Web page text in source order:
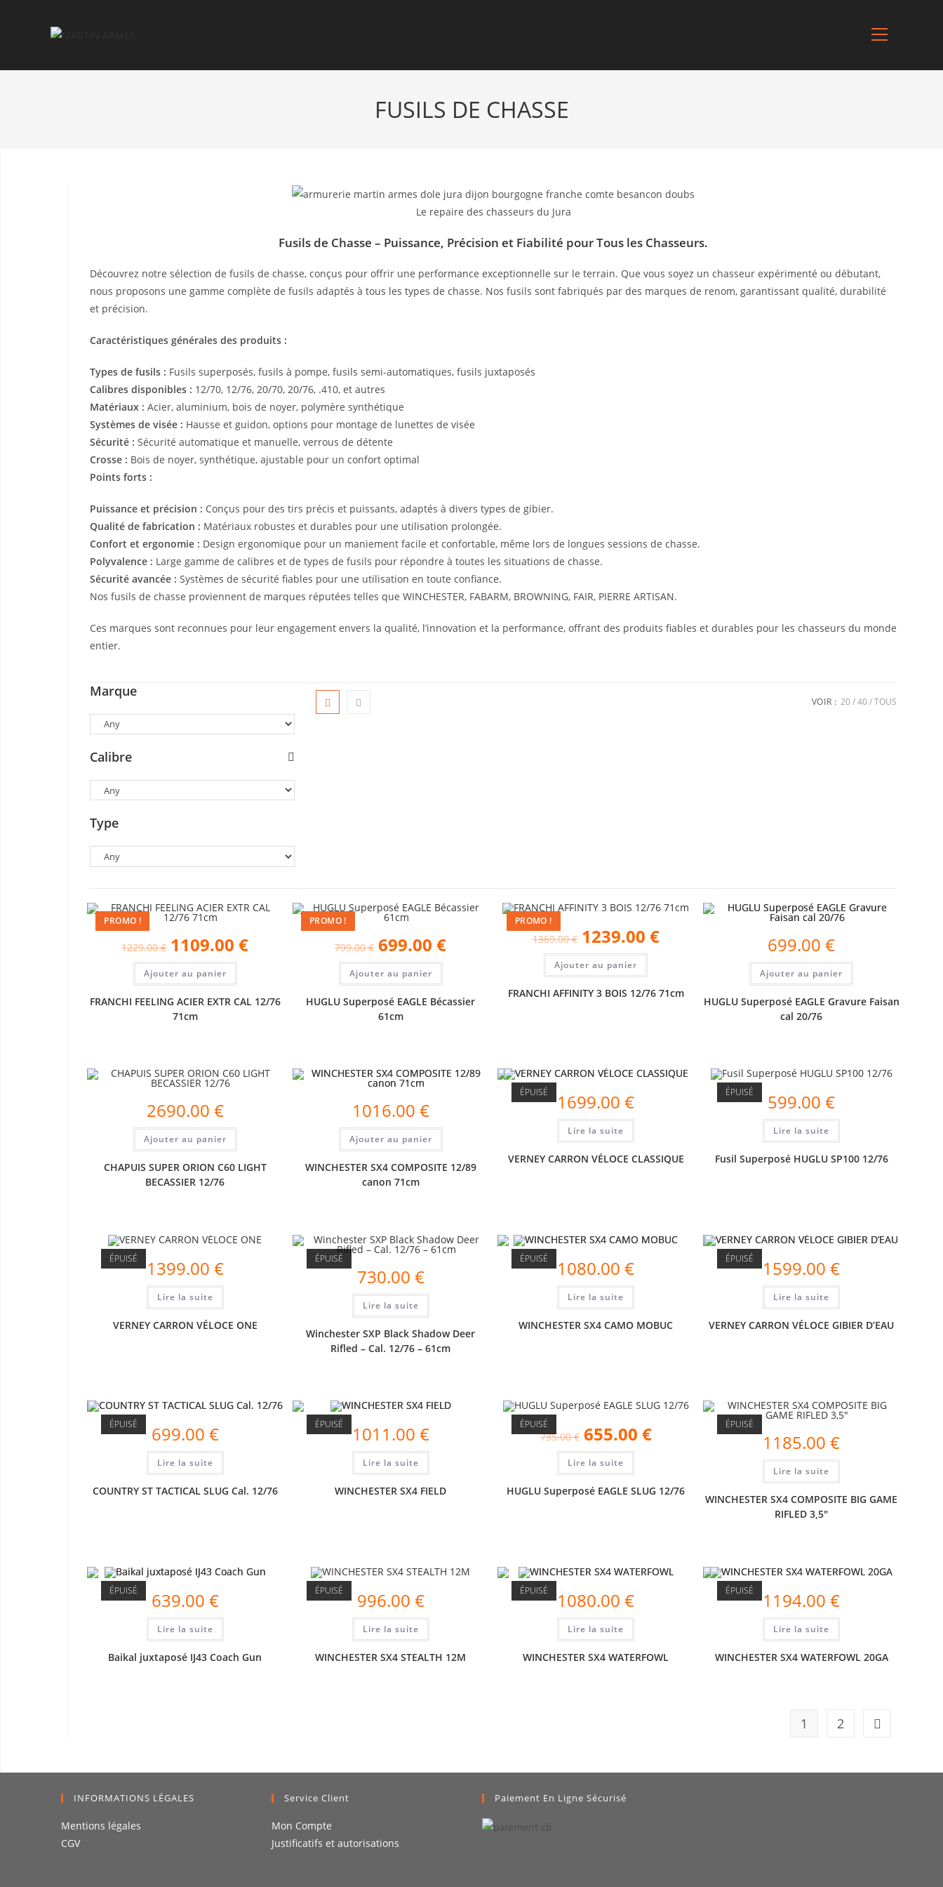
FUSILS DE CHASSE
Le repaire des chasseurs du Jura
Fusils de Chasse – Puissance, Précision et Fiabilité pour Tous les Chasseurs.
Découvrez notre sélection de fusils de chasse, conçus pour offrir une performance exceptionnelle sur le terrain. Que vous soyez un chasseur expérimenté ou débutant,
nous proposons une gamme complète de fusils adaptés à tous les types de chasse. Nos fusils sont fabriqués par des marques de renom, garantissant qualité, durabilité
et précision.
Caractéristiques générales des produits :
Types de fusils : Fusils superposés, fusils à pompe, fusils semi-automatiques, fusils juxtaposés
Calibres disponibles : 12/70, 12/76, 20/70, 20/76, .410, et autres
Matériaux : Acier, aluminium, bois de noyer, polymère synthétique
Systèmes de visée : Hausse et guidon, options pour montage de lunettes de visée
Sécurité : Sécurité automatique et manuelle, verrous de détente
Crosse : Bois de noyer, synthétique, ajustable pour un confort optimal
Points forts :
Puissance et précision : Conçus pour des tirs précis et puissants, adaptés à divers types de gibier.
Qualité de fabrication : Matériaux robustes et durables pour une utilisation prolongée.
Confort et ergonomie : Design ergonomique pour un maniement facile et confortable, même lors de longues sessions de chasse.
Polyvalence : Large gamme de calibres et de types de fusils pour répondre à toutes les situations de chasse.
Sécurité avancée : Systèmes de sécurité fiables pour une utilisation en toute confiance.
Nos fusils de chasse proviennent de marques réputées telles que WINCHESTER, FABARM, BROWNING, FAIR, PIERRE ARTISAN.
Ces marques sont reconnues pour leur engagement envers la qualité, l’innovation et la performance, offrant des produits fiables et durables pour les chasseurs du monde
entier.
Marque
Calibre
Type
VOIR : 20 40 TOUS
PROMO !
1229.00€ 1109.00€
Ajouter au panier
FRANCHI FEELING ACIER EXTR CAL 12/76
71cm
PROMO !
799.00€ 699.00€
Ajouter au panier
HUGLU Superposé EAGLE Bécassier
61cm
PROMO !
1369.00€ 1239.00 €
Ajouter au panier
FRANCHI AFFINITY 3 BOIS 12/76 71cm
699.00 €
Ajouter au panier
HUGLU Superposé EAGLE Gravure Faisan
cal 20/76
2690.00 €
Ajouter au panier
CHAPUIS SUPER ORION C60 LIGHT
BECASSIER 12/76
1016.00 €
Ajouter au panier
WINCHESTER SX4 COMPOSITE 12/89
canon 71cm
ÉPUISÉ 1699.00€
Lire la suite
VERNEY CARRON VÉLOCE CLASSIQUE
ÉPUISÉ 599.00 €
Lire la suite
Fusil Superposé HUGLU SP100 12/76
ÉPUISÉ 1399.00 €
Lire la suite
VERNEY CARRON VÉLOCE ONE
ÉPUISÉ
730.00 €
Lire la suite
Winchester SXP Black Shadow Deer
Rifled – Cal. 12/76 – 61cm
ÉPUISÉ 1080.00€
Lire la suite
WINCHESTER SX4 CAMO MOBUC
ÉPUISÉ 1599.00 €
Lire la suite
VERNEY CARRON VÉLOCE GIBIER D’EAU
ÉPUISÉ 699.00 €
Lire la suite
COUNTRY ST TACTICAL SLUG Cal. 12/76
ÉPUISÉ 1011.00 €
Lire la suite
WINCHESTER SX4 FIELD
ÉPUISÉ
735.00€ 655.00 €
Lire la suite
HUGLU Superposé EAGLE SLUG 12/76
ÉPUISÉ
1185.00 €
Lire la suite
WINCHESTER SX4 COMPOSITE BIG GAME
RIFLED 3,5″
ÉPUISÉ 639.00 €
Lire la suite
Baikal juxtaposé IJ43 Coach Gun
ÉPUISÉ 996.00 €
Lire la suite
WINCHESTER SX4 STEALTH 12M
ÉPUISÉ 1080.00€
Lire la suite
WINCHESTER SX4 WATERFOWL
ÉPUISÉ 1194.00 €
Lire la suite
WINCHESTER SX4 WATERFOWL 20GA
1 2
INFORMATIONS LÉGALES
Mentions légales
CGV
Service Client
Mon Compte
Justificatifs et autorisations
Paiement En Ligne Sécurisé